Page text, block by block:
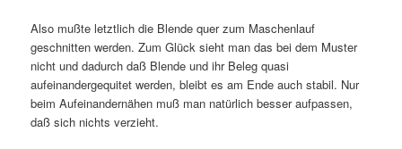
Also mußte letztlich die Blende quer zum Maschenlauf
geschnitten werden. Zum Glück sieht man das bei dem Muster
nicht und dadurch daß Blende und ihr Beleg quasi
aufeinandergequitet werden, bleibt es am Ende auch stabil. Nur
beim Aufeinandernähen muß man natürlich besser aufpassen,
daß sich nichts verzieht.